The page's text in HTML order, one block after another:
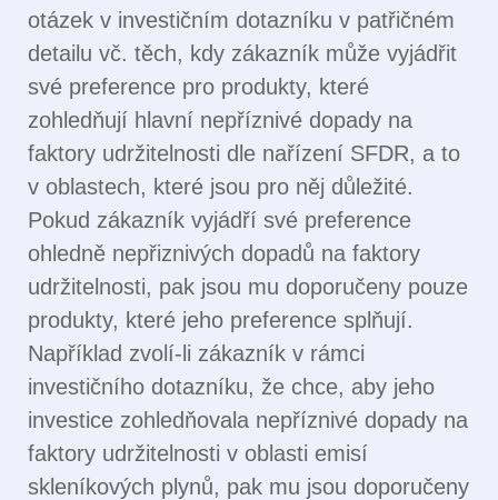
otázek v investičním dotazníku v patřičném
detailu vč. těch, kdy zákazník může vyjádřit
své preference pro produkty, které
zohledňují hlavní nepříznivé dopady na
faktory udržitelnosti dle nařízení SFDR, a to
v oblastech, které jsou pro něj důležité.
Pokud zákazník vyjádří své preference
ohledně nepřiznivých dopadů na faktory
udržitelnosti, pak jsou mu doporučeny pouze
produkty, které jeho preference splňují.
Například zvolí-li zákazník v rámci
investičního dotazníku, že chce, aby jeho
investice zohledňovala nepříznivé dopady na
faktory udržitelnosti v oblasti emisí
skleníkových plynů, pak mu jsou doporučeny